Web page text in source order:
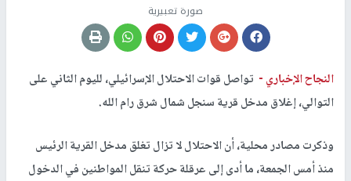
صورة تعبيرية
النجاح الإخباري - تواصل قوات الاحتلال الإسرائيلي، لليوم الثاني على
التوالي، إغلاق مدخل قرية سنجل شمال شرق رام الله.
وذكرت مصادر محلية، أن الاحتلال لا تزال تغلق مدخل القرية الرئيس
منذ أمس الجمعة، ما أدى إلى عرقلة حركة تنقل المواطنين في الدخول